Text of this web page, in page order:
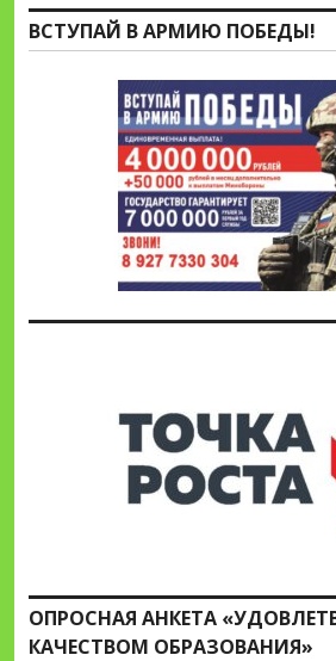
ВСТУПАЙ В АРМИЮ ПОБЕДЫ!
ОПРОСНАЯ АНКЕТА
КАЧЕСТВОМ ОБРАЗОВАНИЯ»